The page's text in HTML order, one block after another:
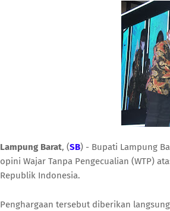
Lampung Barat, (SB) - Bupati Lampung
opini Wajar Tanpa Pengecualian (WTP)
Republik Indonesia.
Penghargaan tersebut diberikan